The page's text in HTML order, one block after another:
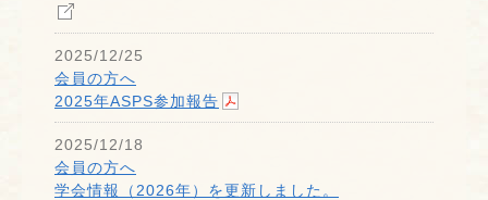
2025/12/25
会員の方へ
2025年ASPS参加報告
2025/12/18
会員の方へ
学会情報（2026年）を更新しました。